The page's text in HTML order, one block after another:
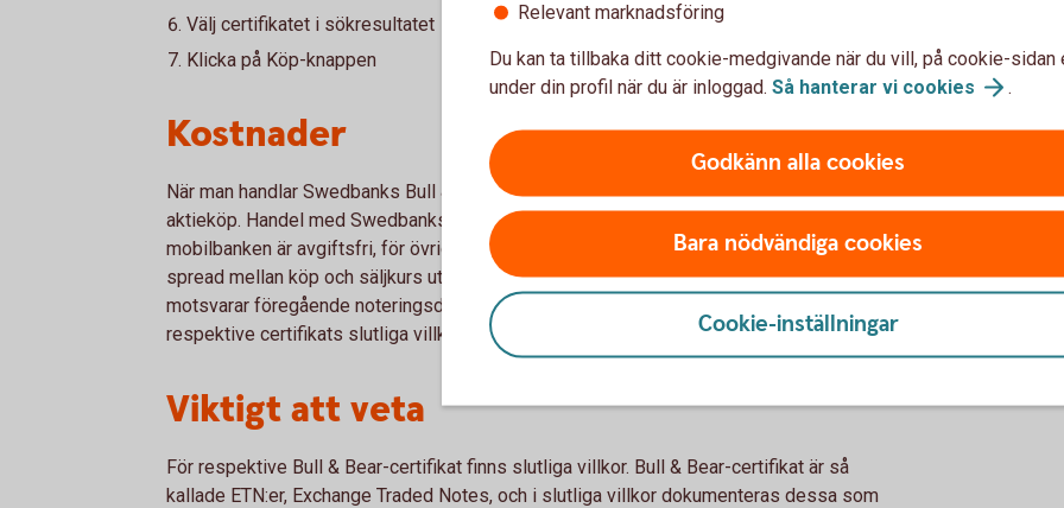
Välj certifikatet i sökresultatet
Klicka på Köp-knappen
Kostnader
När man handlar Swedbanks Bull & Bear-certifikat betalar man courtage, precis som vid
aktieköp. Handel med Swedbanks Bull & Bear-certifikat i internetbanken och
mobilbanken är avgiftsfri, för övriga kanaler gäller ordinarie prislista. Vid handel tas en
spread mellan köp och säljkurs ut. Ett certifikats värde vid marknadens öppning
motsvarar föregående noteringsdags stängningskurs justerat med marginaluttag. Se
respektive certifikats slutliga villkor för mer information om marginaluttag.
Viktigt att veta
För respektive Bull & Bear-certifikat finns slutliga villkor. Bull & Bear-certifikat är så
kallade ETN:er, Exchange Traded Notes, och i slutliga villkor dokumenteras dessa som
Relevant marknadsföring
Du kan ta tillbaka ditt cookie-medgivande när du vill, på cookie-sidan
under din profil när du är inloggad. Så hanterar vi cookies .
Godkänn alla cookies
Bara nödvändiga cookies
Cookie-inställningar